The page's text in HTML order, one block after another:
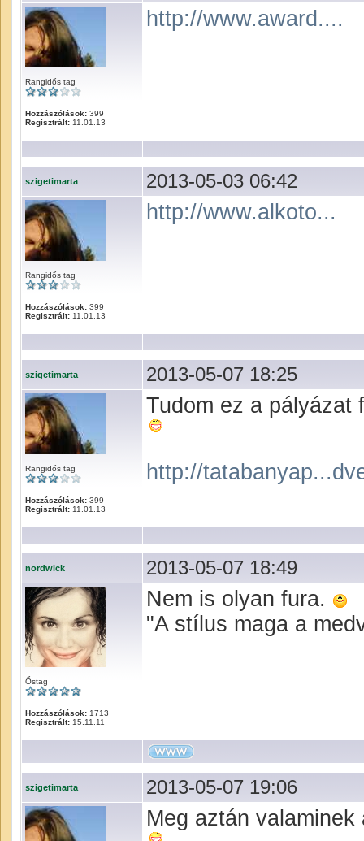
Rangidős tag
Hozzászólások: 399
Regisztrált: 11.01.13
http://www.award....
szigetimarta 2013-05-03 06:42
Rangidős tag
Hozzászólások: 399
Regisztrált: 11.01.13
http://www.alkoto...
szigetimarta 2013-05-07 18:25
Rangidős tag
Hozzászólások: 399
Regisztrált: 11.01.13
Tudom ez a
http://
nordwick 2013-05-07 18:49
Őstag
Hozzászólások: 1713
Regisztrált: 15.11.11
Nem is olyan fura.
"A stílus maga a
szigetimarta 2013-05-07 19:06
Meg aztán